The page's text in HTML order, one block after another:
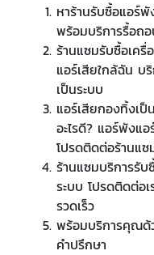
หาร้านรับซื้อแอร์
พร้อมบริการรื้อถ
ร้านแซมรับซื้อเครื่
แอร์เสียใกล้ฉัน
เป็นระบบ
แอร์เสียกองทิ้งเป็
อะไรดี? แอร์พังแ
โปรดติดต่อร้านแซ
ร้านแซมบริการรั
ระบบ โปรดติดต่อเ
รวดเร็ว
พร้อมบริการคุณด้
คำปรึกษา